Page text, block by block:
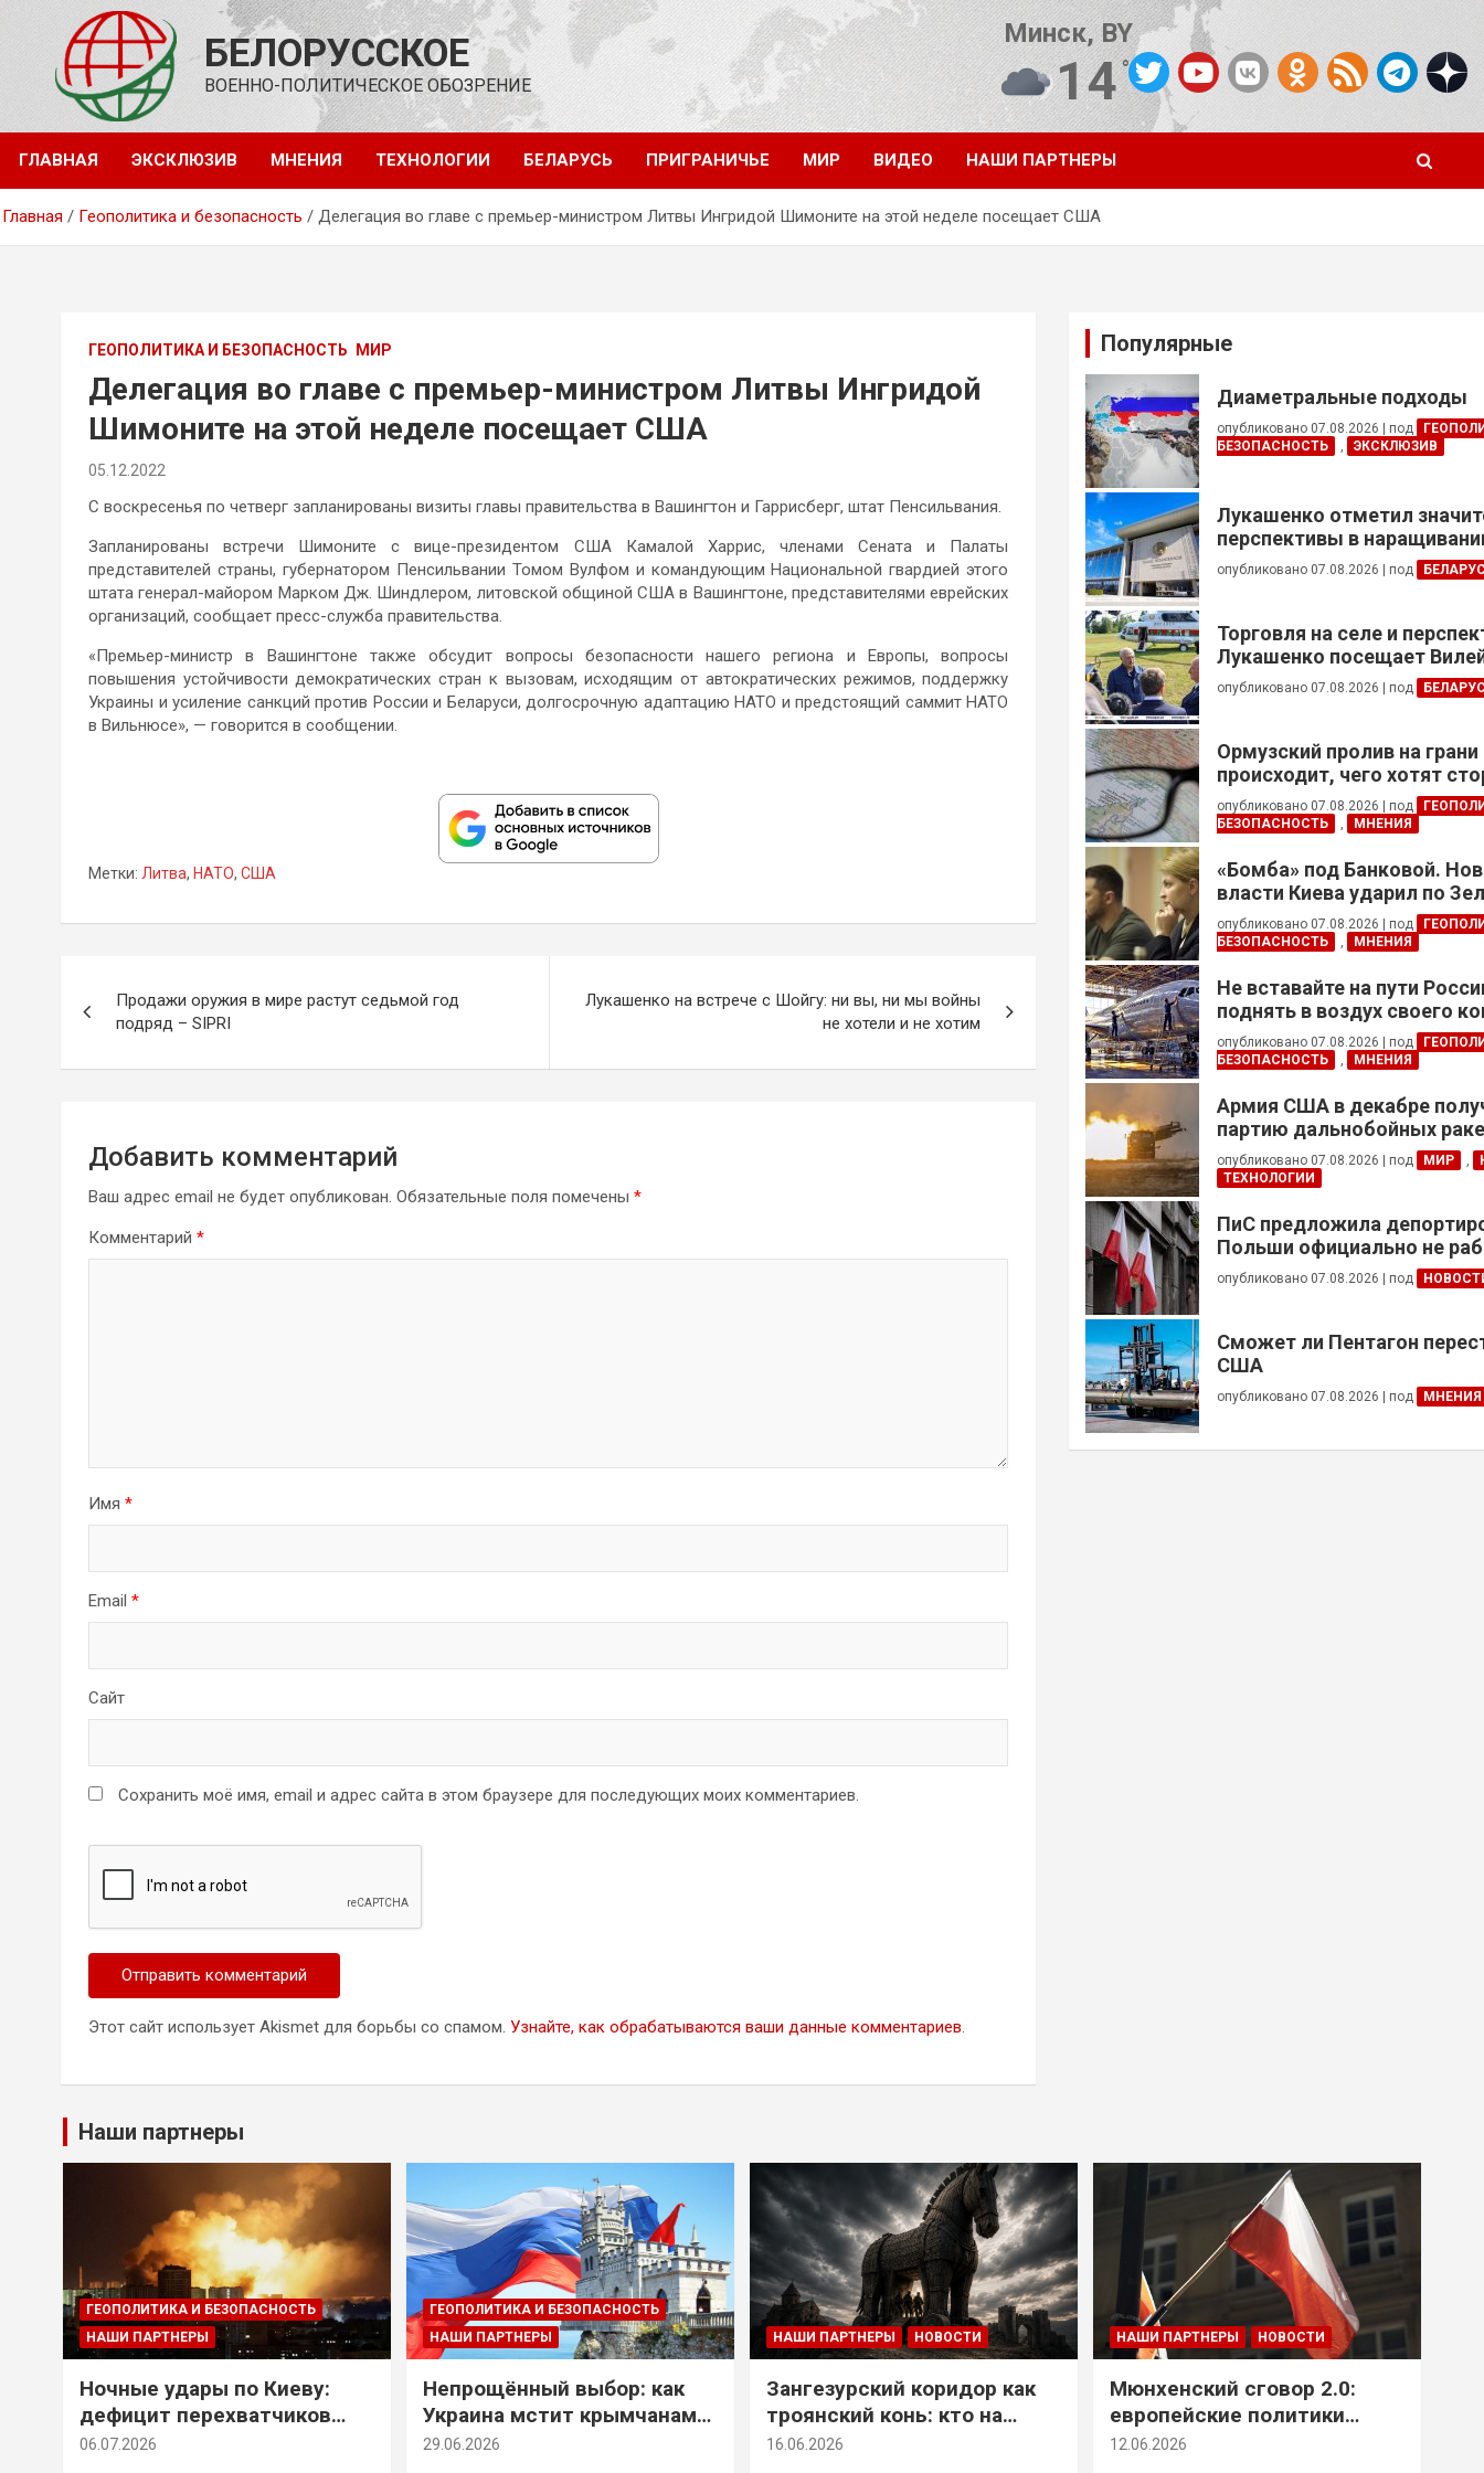
содержимому
БЕЛОРУССКОЕ
ВОЕННО-ПОЛИТИЧЕСКОЕ ОБОЗРЕНИЕ
Минск, BY
14°C
Погода от OpenWeatherMap
ГЛАВНАЯ ЭКСКЛЮЗИВ МНЕНИЯ ТЕХНОЛОГИИ БЕЛАРУСЬ ПРИГРАНИЧЬЕ МИР ВИДЕО НАШИ ПАРТНЕРЫ
Главная Геополитика и безопасность Делегация во главе с премьер-министром Литвы Ингридой Шимоните на этой неделе посещает США
ГЕОПОЛИТИКА И БЕЗОПАСНОСТЬ МИР
Делегация во главе с премьер-министром Литвы Ингридой
Шимоните на этой неделе посещает США
05.12.2022
С воскресенья по четверг запланированы визиты главы правительства в Вашингтон и Гаррисберг, штат Пенсильвания.
Запланированы встречи Шимоните с вице-президентом США Камалой Харрис, членами Сената и Палаты
представителей страны, губернатором Пенсильвании Томом Вулфом и командующим Национальной гвардией этого
штата генерал-майором Марком Дж. Шиндлером, литовской общиной США в Вашингтоне, представителями еврейских
организаций, сообщает пресс-служба правительства.
«Премьер-министр в Вашингтоне также обсудит вопросы безопасности нашего региона и Европы, вопросы
повышения устойчивости демократических стран к вызовам, исходящим от автократических режимов, поддержку
Украины и усиление санкций против России и Беларуси, долгосрочную адаптацию НАТО и предстоящий саммит НАТО
в Вильнюсе», — говорится в сообщении.
Метки: Литва, НАТО, США
по
записям
Продажи оружия в мире растут седьмой год
подряд – SIPRI
Лукашенко на встрече с Шойгу: ни вы, ни мы войны
не хотели и не хотим
Добавить комментарий
Ваш адрес email не будет опубликован. Обязательные поля помечены *
Комментарий *
Имя *
Email *
Сайт
Сохранить моё имя, email и адрес сайта в этом браузере для последующих моих комментариев.
Этот сайт использует Akismet для борьбы со спамом. Узнайте, как обрабатываются ваши данные комментариев.
Популярные
Диаметральные подходы
опубликовано 07.08.2026 под
БЕЗОПАСНОСТЬ
, ЭКСКЛЮЗИВ
Лукашенко отметил
перспективы в
реализации проектов с
опубликовано 07.08.2026 под
Торговля на селе и
Лукашенко посещает
опубликовано 07.08.2026 под
Ормузский пролив на
происходит, чего хотят
это приведет?
опубликовано 07.08.2026 под
БЕЗОПАСНОСТЬ
, МНЕНИЯ
«Бомба» под Банковой.
власти Киева ударил по
опубликовано 07.08.2026 под
БЕЗОПАСНОСТЬ
, МНЕНИЯ
Не вставайте на пути
поднять в воздух своего
опубликовано 07.08.2026 под
БЕЗОПАСНОСТЬ
, МНЕНИЯ
Армия США в декабре
партию дальнобойных
примененных против Ирана
опубликовано 07.08.2026 под МИР ,
ТЕХНОЛОГИИ
ПиС предложила
Польши официально не
украинцев призывного
опубликовано 07.08.2026 под
Сможет ли Пентагон
США
опубликовано 07.08.2026 под МНЕНИЯ
Наши партнеры
ГЕОПОЛИТИКА И БЕЗОПАСНОСТЬ
НАШИ ПАРТНЕРЫ
Ночные удары по Киеву:
дефицит перехватчиков
Patriot и оборонительные
06.07.2026
ГЕОПОЛИТИКА И БЕЗОПАСНОСТЬ
НАШИ ПАРТНЕРЫ
Непрощённый выбор: как
Украина мстит крымчанам
за их историческое решение
29.06.2026
НАШИ ПАРТНЕРЫ НОВОСТИ
Зангезурский коридор как
троянский конь: кто на
самом деле осваивает юг
16.06.2026
НАШИ ПАРТНЕРЫ НОВОСТИ
Мюнхенский сговор 2.0:
европейские политики
снова растят монстра у
12.06.2026